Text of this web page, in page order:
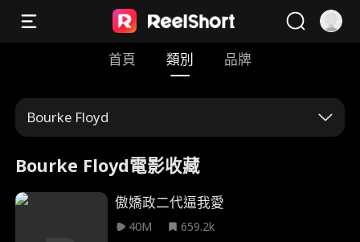
首頁 類別 品牌
Bourke Floyd
Bourke Floyd電影收藏
傲嬌政二代逼我愛
40M
659.2k